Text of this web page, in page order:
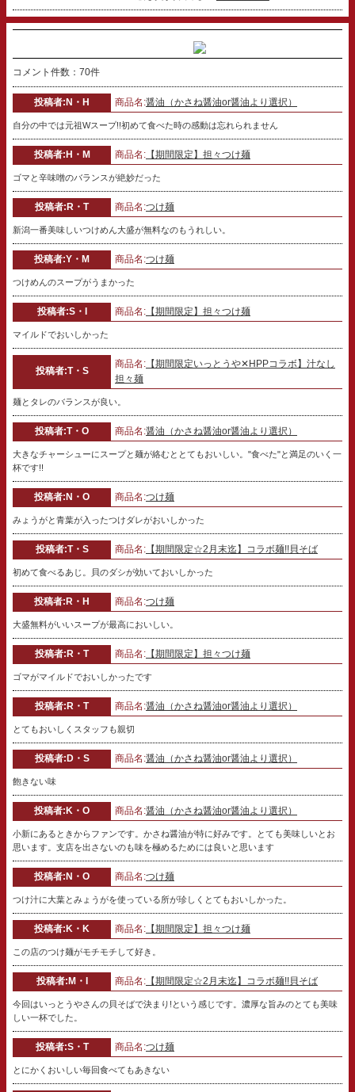
コメント件数：70件
投稿者:N・H 商品名:醤油（かさね醤油or醤油より選択）
自分の中では元祖Wスープ!!初めて食べた時の感動は忘れられません
投稿者:H・M 商品名: 【期間限定】担々つけ麺
ゴマと辛味噌のバランスが絶妙だった
投稿者:R・T 商品名:つけ麺
新潟一番美味しいつけめん大盛が無料なのもうれしい。
投稿者:Y・M 商品名:つけ麺
つけめんのスープがうまかった
投稿者:S・I 商品名: 【期間限定】担々つけ麺
マイルドでおいしかった
投稿者:T・S
商品名: 【期間限定いっとうや✕HPPコラボ】汁なし
担々麺
麺とタレのバランスが良い。
投稿者:T・O 商品名:醤油（かさね醤油or醤油より選択）
大きなチャーシューにスープと麺が絡むととてもおいしい。"食べた"と満足のいく一
杯です!!
投稿者:N・O 商品名:つけ麺
みょうがと青葉が入ったつけダレがおいしかった
投稿者:T・S 商品名: 【期間限定☆2月末迄】コラボ麺!!貝そば
初めて食べるあじ。貝のダシが効いておいしかった
投稿者:R・H 商品名:つけ麺
大盛無料がいいスープが最高においしい。
投稿者:R・T 商品名: 【期間限定】担々つけ麺
ゴマがマイルドでおいしかったです
投稿者:R・T 商品名:醤油（かさね醤油or醤油より選択）
とてもおいしくスタッフも親切
投稿者:D・S 商品名:醤油（かさね醤油or醤油より選択）
飽きない味
投稿者:K・O 商品名:醤油（かさね醤油or醤油より選択）
小新にあるときからファンです。かさね醤油が特に好みです。とても美味しいとお
思います。支店を出さないのも味を極めるためには良いと思います
投稿者:N・O 商品名:つけ麺
つけ汁に大葉とみょうがを使っている所が珍しくとてもおいしかった。
投稿者:K・K 商品名: 【期間限定】担々つけ麺
この店のつけ麺がモチモチして好き。
投稿者:M・I 商品名: 【期間限定☆2月末迄】コラボ麺!!貝そば
今回はいっとうやさんの貝そばで決まり!という感じです。濃厚な旨みのとても美味
しい一杯でした。
投稿者:S・T 商品名:つけ麺
とにかくおいしい毎回食べてもあきない